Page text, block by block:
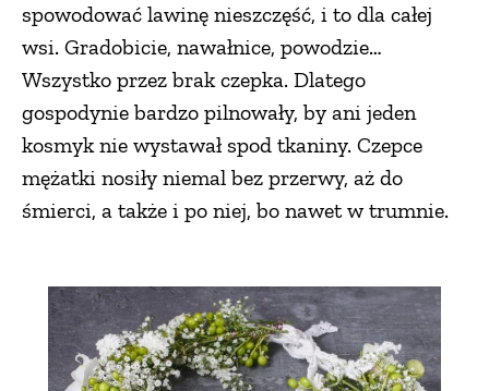
spowodować lawinę nieszczęść, i to dla całej
wsi. Gradobicie, nawałnice, powodzie…
Wszystko przez brak czepka. Dlatego
gospodynie bardzo pilnowały, by ani jeden
kosmyk nie wystawał spod tkaniny. Czepce
mężatki nosiły niemal bez przerwy, aż do
śmierci, a także i po niej, bo nawet w trumnie.